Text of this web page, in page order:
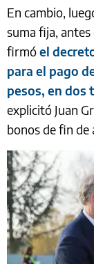
En cambio,
suma fija,
firmóel
para el pago
pesos, en dos
explicitó Juan
bonos de fin